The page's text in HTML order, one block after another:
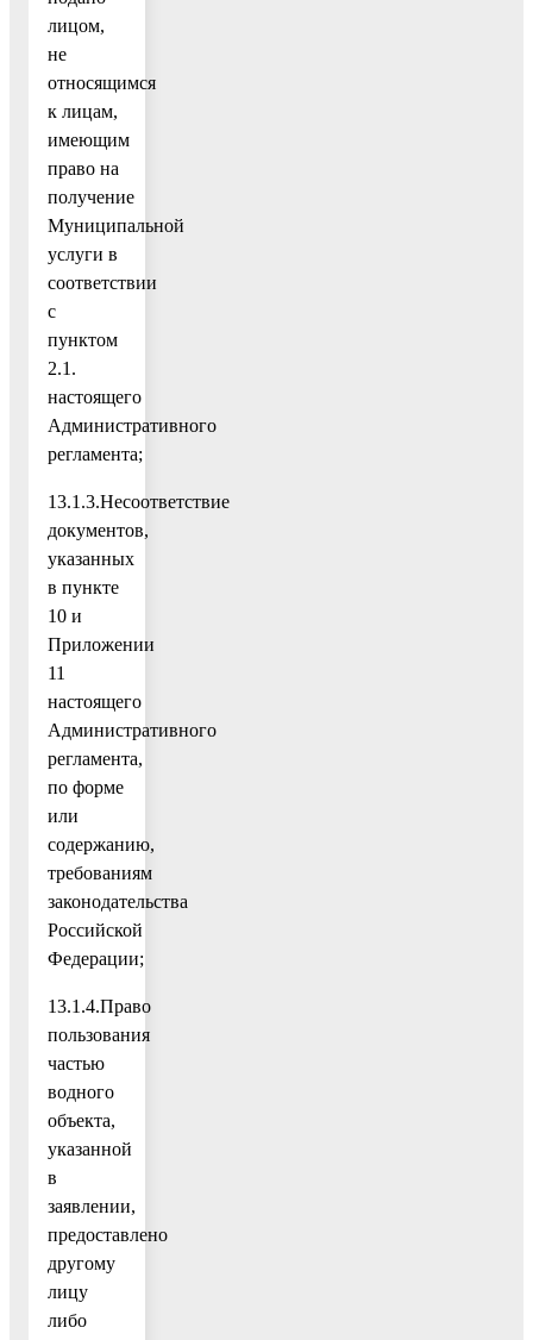
лицом,
не
относящимся
к лицам,
имеющим
право на
получение
Муниципальной
услуги в
соответствии
с
пунктом
2.1.
настоящего
Административного
регламента;
13.1.3.Несоответствие
документов,
указанных
в пункте
10 и
Приложении
11
настоящего
Административного
регламента,
по форме
или
содержанию,
требованиям
законодательства
Российской
Федерации;
13.1.4.Право
пользования
частью
водного
объекта,
указанной
в
заявлении,
предоставлено
другому
лицу
либо